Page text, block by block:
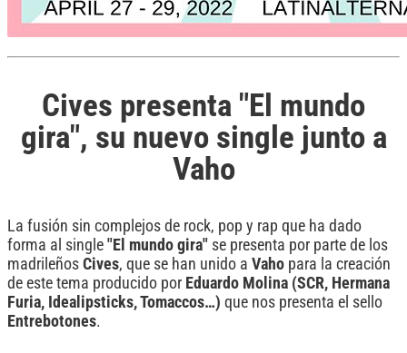
Cives presenta "El mundo
gira", su nuevo single junto a
Vaho
La fusión sin complejos de rock, pop y rap que ha dado
forma al single "El mundo gira" se presenta por parte de los
madrileños Cives, que se han unido a Vaho para la creación
de este tema producido por Eduardo Molina (SCR, Hermana
Furia, Idealipsticks, Tomaccos…) que nos presenta el sello
Entrebotones.